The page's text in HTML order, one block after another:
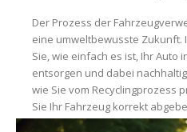
Der Prozess der
eine umweltbewusste Zukunft.
Sie, wie einfach es ist, Ihr Auto
entsorgen und dabei
wie Sie vom Recyclingprozess
Sie Ihr Fahrzeug korrekt